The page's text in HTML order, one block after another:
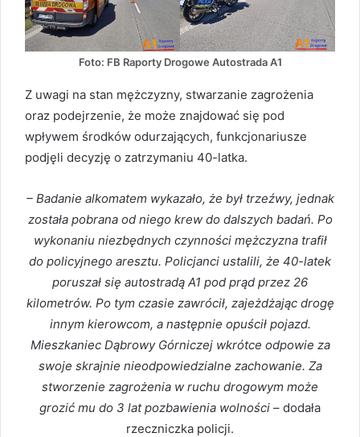
Foto: FB Raporty Drogowe Autostrada A1
Z uwagi na stan mężczyzny, stwarzanie zagrożenia
oraz podejrzenie, że może znajdować się pod
wpływem środków odurzających, funkcjonariusze
podjęli decyzję o zatrzymaniu 40-latka.
– Badanie alkomatem wykazało, że był trzeźwy, jednak
została pobrana od niego krew do dalszych badań. Po
wykonaniu niezbędnych czynności mężczyzna trafił
do policyjnego aresztu. Policjanci ustalili, że 40-latek
poruszał się autostradą A1 pod prąd przez 26
kilometrów. Po tym czasie zawrócił, zajeżdżając drogę
innym kierowcom, a następnie opuścił pojazd.
Mieszkaniec Dąbrowy Górniczej wkrótce odpowie za
swoje skrajnie nieodpowiedzialne zachowanie. Za
stworzenie zagrożenia w ruchu drogowym może
grozić mu do 3 lat pozbawienia wolności – dodała
rzeczniczka policji.